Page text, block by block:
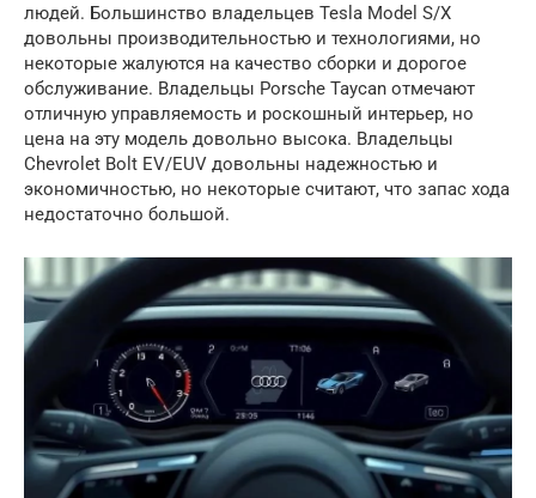
людей. Большинство владельцев Tesla Model S/X
довольны производительностью и технологиями, но
некоторые жалуются на качество сборки и дорогое
обслуживание. Владельцы Porsche Taycan отмечают
отличную управляемость и роскошный интерьер, но
цена на эту модель довольно высока. Владельцы
Chevrolet Bolt EV/EUV довольны надежностью и
экономичностью, но некоторые считают, что запас хода
недостаточно большой.